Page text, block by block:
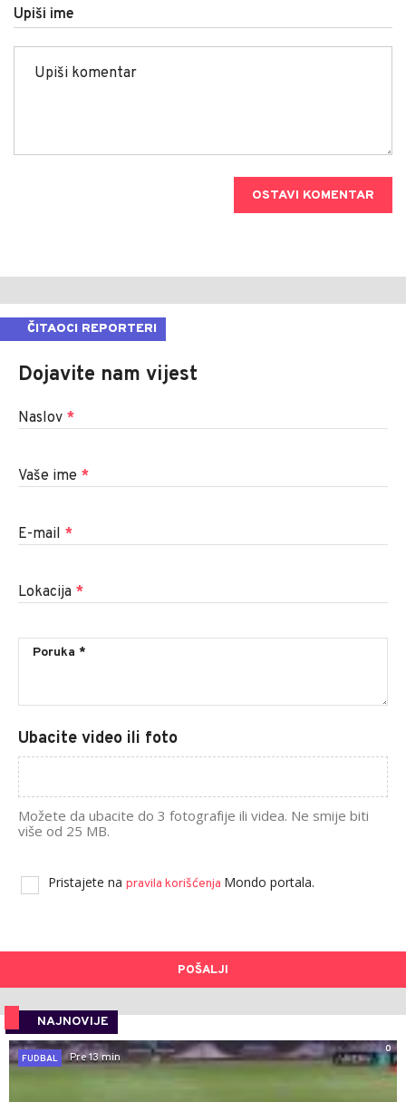
Upiši ime
OSTAVI KOMENTAR
ČITAOCI REPORTERI
Dojavite nam vijest
Naslov *
Vaše ime *
E-mail *
Lokacija *
Ubacite video ili foto
Možete da ubacite do 3 fotografije ili videa. Ne smije biti
više od 25 MB.
Pristajete na pravila korišćenja Mondo portala.
POŠALJI
NAJNOVIJE
0
FUDBAL
Pre 13 min